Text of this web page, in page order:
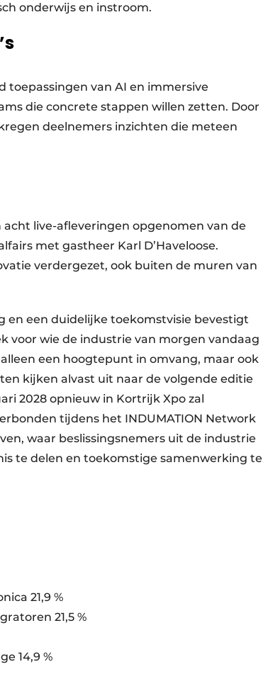
onderwijs en instroom.
toepassingen van AI en immersive
die concrete stappen willen zetten. Door
deelnemers inzichten die meteen
live-afleveringen opgenomen van de
met gastheer Karl D’Haveloose.
verdergezet, ook buiten de muren van
en een duidelijke toekomstvisie bevestigt
voor wie de industrie van morgen vandaag
een hoogtepunt in omvang, maar ook
kijken alvast uit naar de volgende editie
2028 opnieuw in Kortrijk Xpo zal
tijdens het INDUMATION Network
waar beslissingsnemers uit de industrie
te delen en toekomstige samenwerking te
21,9 %
21,5 %
14,9 %